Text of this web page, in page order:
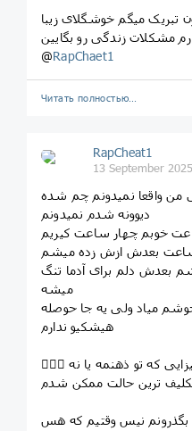
تبریک میگم خوشگلای زیبا
@RapChaet1
Читать полностью…
RapCheat1
13 September
من واقعا نمیدونم چم شده
دیوونه شدم نمیدونم
خوبم چهار ساعت کیریم
ساعت بعدش ازش زده میشم
بعدش دلم برای آدما تنگ
میشه
میاد ولی یه جا حوصله
هیشکیو ندارم
که تو ذهنمه یا نه 🤦🏻‍♂️
ترین حالت ممکن شدم
بگذرونم نیس وقتیم که هس